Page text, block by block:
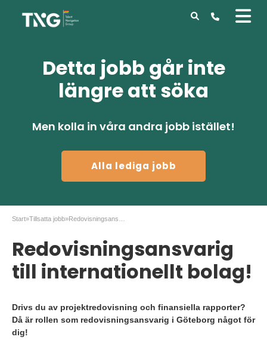
Detta jobb går inte
längre att söka
Men kolla in våra andra jobb istället!
Alla lediga jobb
Start»Tillsatta jobb»
Redovisningsansvarig
till internationellt bolag!
Drivs du av projektredovisning och finansiella rapporter?
Då är rollen som redovisningsansvarig i Göteborg något för
dig!